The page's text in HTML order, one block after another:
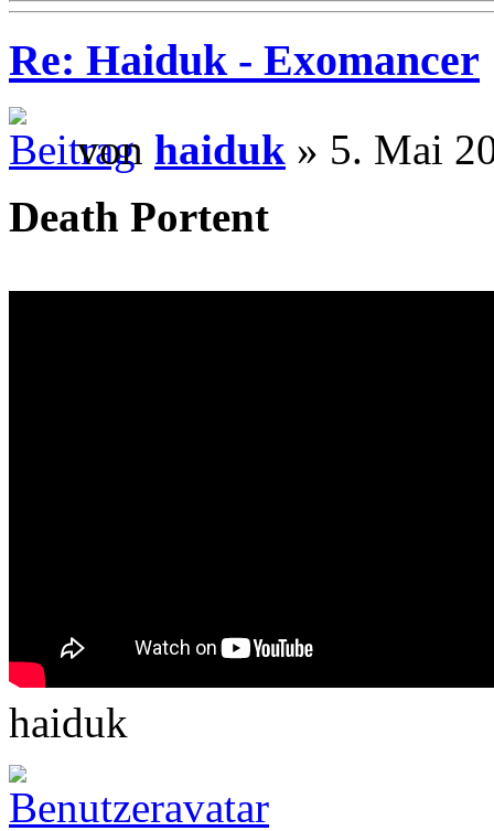
Re: Haiduk - Exomancer
von haiduk » 5. Mai
Death Portent
haiduk